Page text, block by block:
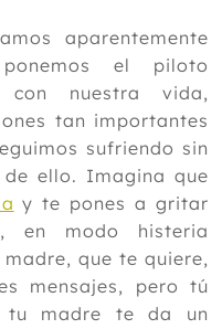
aparentemente
ponemos el piloto
con nuestra vida,
tan importantes
sufriendo sin
de ello. Imagina que
y te pones a gritar
en modo histeria
que te quiere,
mensajes, pero tú
tu madre te da un